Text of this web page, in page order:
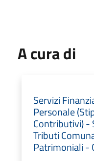
A cura di
Servizi
Personale
Contributivi) -
Tributi
Patrimoniali -